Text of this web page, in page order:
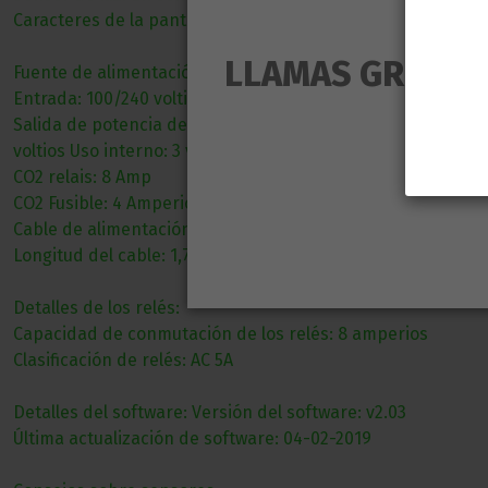
Caracteres de la pantalla: 2 x 8
Fuente de alimentación:
Entrada: 100/240 voltios 50/60 HZ
Salida de potencia de CO2: 100 – 220
voltios Uso interno: 3 vatios
CO2 relais: 8 Amp
CO2 Fusible: 4 Amperios
Cable de alimentación: 3 x 0,75
Longitud del cable: 1,7 m
Detalles de los relés:
Capacidad de conmutación de los relés: 8 amperios
Clasificación de relés: AC 5A
Detalles del software: Versión del software: v2.03
Última actualización de software: 04-02-2019
LLAMAS GROW